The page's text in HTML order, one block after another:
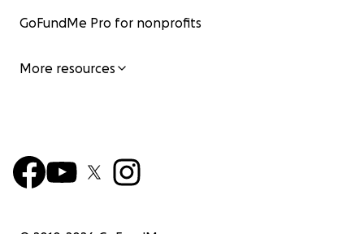
GoFundMe Pro for nonprofits
More resources